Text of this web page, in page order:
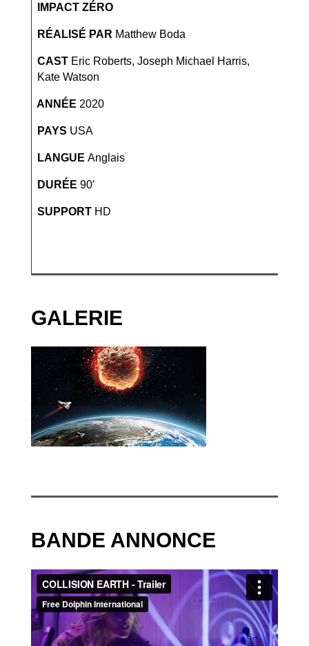
IMPACT ZÉRO
RÉALISÉ PAR Matthew Boda
CAST Eric Roberts, Joseph Michael Harris,
Kate Watson
ANNÉE 2020
PAYS USA
LANGUE Anglais
DURÉE 90′
SUPPORTHD
GALERIE
BANDE ANNONCE